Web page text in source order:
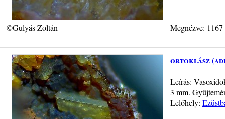
©Gulyás Zoltán Megnézve:
ortoklász
Leírás:
3 mm.
Lelőhely: